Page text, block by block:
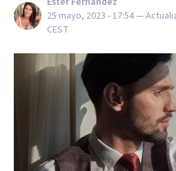
25 mayo, 2023 - 17:54—
CEST